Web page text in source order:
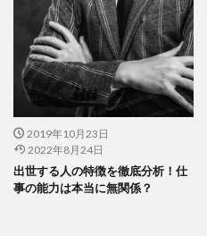
2019年10月23日
2022年8月24日
出世する人の特徴を徹底分析！仕
事の能力は本当に無関係？